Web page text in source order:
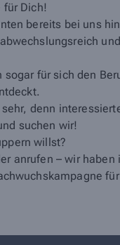
für Dich!
bereits bei uns
für sich den
denn
suchen wir!
willst?
anrufen – wir haben